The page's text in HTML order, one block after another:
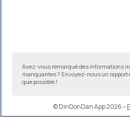
Avez-vous remarqué des informations
manquantes ? Envoyez-nous un rapport
que possible !
© DinDonDan App 2026–